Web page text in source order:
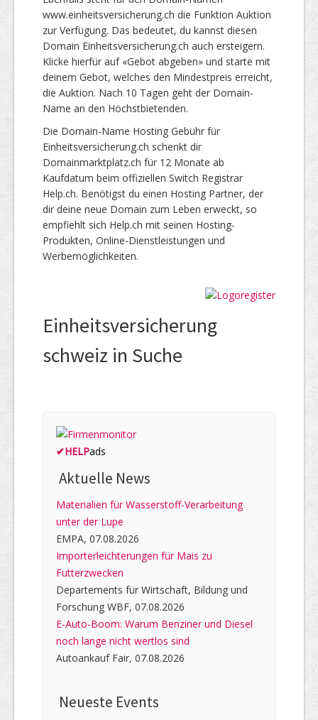
www.einheitsversicherung.ch die Funktion Auktion
zur Verfügung. Das bedeutet, du kannst diesen
Domain Einheitsversicherung.ch auch ersteigern.
Klicke hierfür auf «Gebot abgeben» und starte mit
deinem Gebot, welches den Mindestpreis erreicht,
die Auktion. Nach 10 Tagen geht der Domain-
Name an den Höchstbietenden.
Die Domain-Name Hosting Gebühr für
Einheitsversicherung.ch schenkt dir
Domainmarktplatz.ch für 12 Monate ab
Kaufdatum beim offiziellen Switch Registrar
Help.ch. Benötigst du einen Hosting Partner, der
dir deine neue Domain zum Leben erweckt, so
empfiehlt sich Help.ch mit seinen Hosting-
Produkten, Online-Dienstleistungen und
Werbemöglichkeiten.
Einheitsversicherung
schweiz in Suche
✔HELPads
Aktuelle News
Materialien für Wasserstoff-Verarbeitung
unter der Lupe
EMPA, 07.08.2026
Importerleichterungen für Mais zu
Futterzwecken
Departements für Wirtschaft, Bildung und
Forschung WBF, 07.08.2026
E-Auto-Boom: Warum Benziner und Diesel
noch lange nicht wertlos sind
Autoankauf Fair, 07.08.2026
Neueste Events